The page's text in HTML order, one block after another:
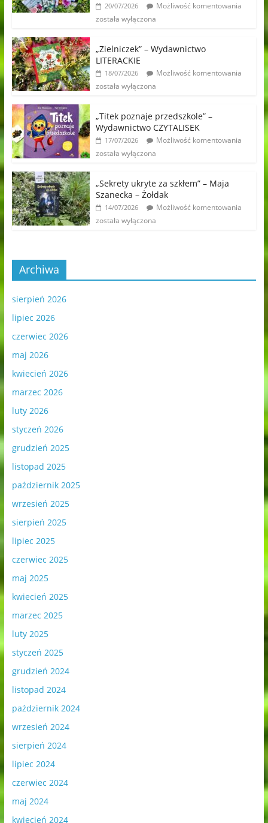
20/07/2026
Możliwość komentowania
została wyłączona
„Zielniczek” – Wydawnictwo
LITERACKIE
18/07/2026
Możliwość komentowania
została wyłączona
„Titek poznaje przedszkole” –
Wydawnictwo CZYTALISEK
17/07/2026
Możliwość komentowania
została wyłączona
„Sekrety ukryte za szkłem” – Maja
Szanecka – Żołdak
14/07/2026
Możliwość komentowania
została wyłączona
Archiwa
sierpień 2026
lipiec 2026
czerwiec 2026
maj 2026
kwiecień 2026
marzec 2026
luty 2026
styczeń 2026
grudzień 2025
listopad 2025
październik 2025
wrzesień 2025
sierpień 2025
lipiec 2025
czerwiec 2025
maj 2025
kwiecień 2025
marzec 2025
luty 2025
styczeń 2025
grudzień 2024
listopad 2024
październik 2024
wrzesień 2024
sierpień 2024
lipiec 2024
czerwiec 2024
maj 2024
kwiecień 2024